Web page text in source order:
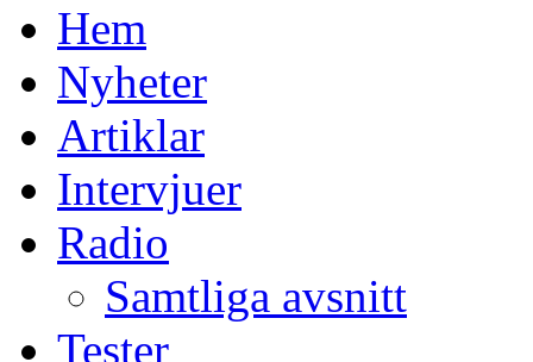
Hem
Nyheter
Artiklar
Intervjuer
Radio
Samtliga avsnitt
Tester